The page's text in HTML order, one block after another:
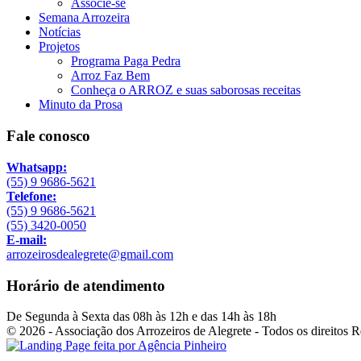
Associe-se
Semana Arrozeira
Notícias
Projetos
Programa Paga Pedra
Arroz Faz Bem
Conheça o ARROZ e suas saborosas receitas
Minuto da Prosa
Fale conosco
Whatsapp:
(55) 9 9686-5621
Telefone:
(55) 9 9686-5621
(55) 3420-0050
E-mail:
arrozeirosdealegrete@gmail.com
Horário de atendimento
De Segunda à Sexta das 08h às 12h e das 14h às 18h
© 2026 - Associação dos Arrozeiros de Alegrete - Todos os direitos